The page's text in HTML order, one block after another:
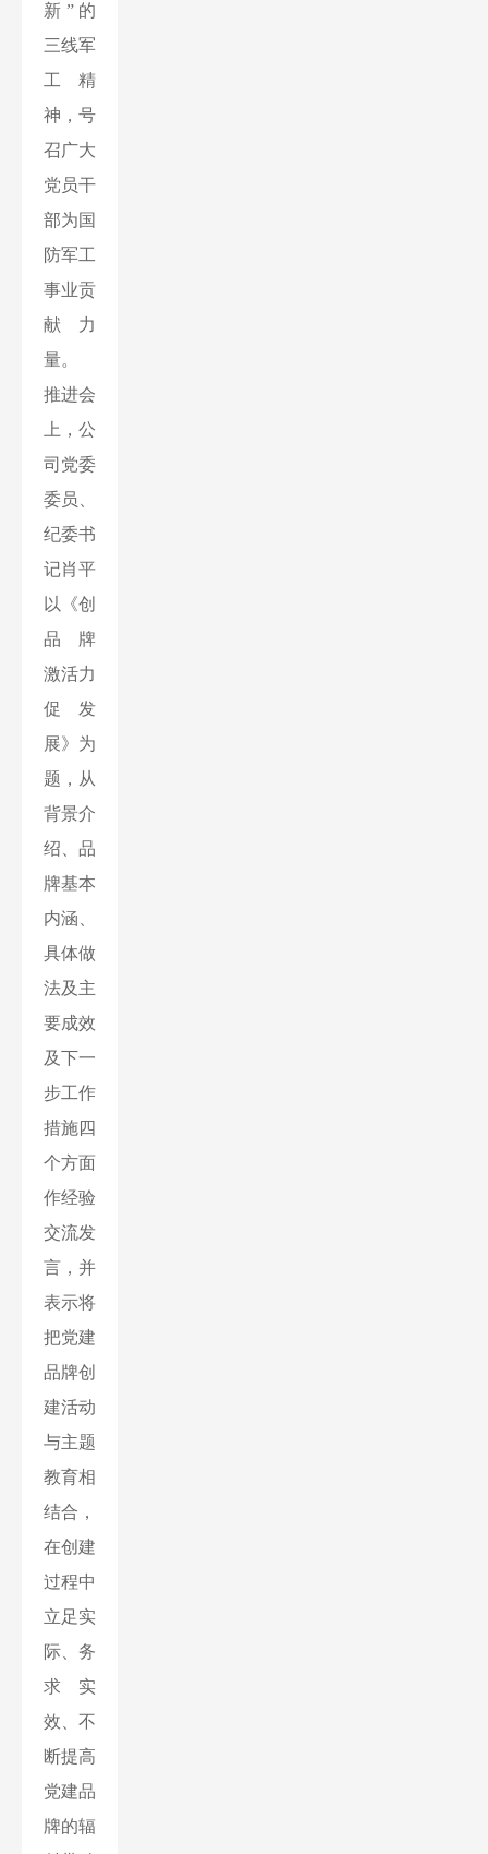
新”的
三线军
工精
神，号
召广大
党员干
部为国
防军工
事业贡
献力
量。
推进会
上，公
司党委
委员、
纪委书
记肖平
以《创
品牌
激活力
促发
展》为
题，从
背景介
绍、品
牌基本
内涵、
具体做
法及主
要成效
及下一
步工作
措施四
个方面
作经验
交流发
言，并
表示将
把党建
品牌创
建活动
与主题
教育相
结合，
在创建
过程中
立足实
际、务
求实
效、不
断提高
党建品
牌的辐